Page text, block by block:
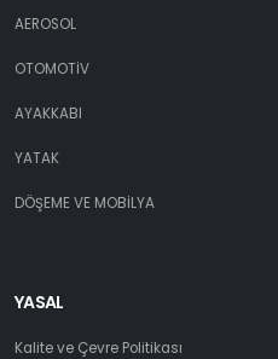
AEROSOL
OTOMOTİV
AYAKKABI
YATAK
DÖŞEME VE MOBİLYA
YASAL
Kalite ve Çevre Politikası